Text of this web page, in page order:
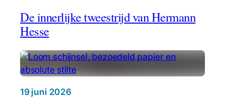
h
t
z
a
m
De innerlijke tweestrijd van Hermann
Hesse
19 juni 2026